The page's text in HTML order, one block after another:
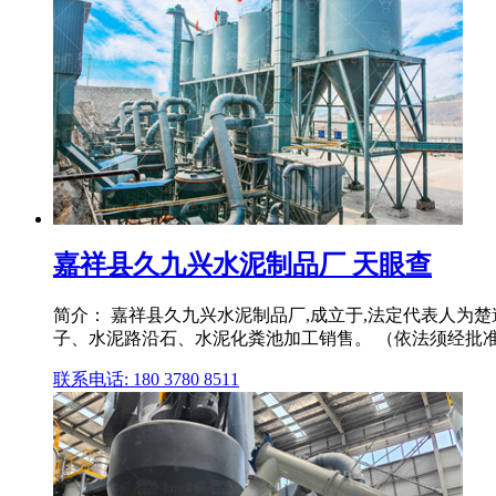
嘉祥县久九兴水泥制品厂 天眼查
简介： 嘉祥县久九兴水泥制品厂,成立于,法定代表人为
子、水泥路沿石、水泥化粪池加工销售。 （依法须经批
联系电话: 180 3780 8511